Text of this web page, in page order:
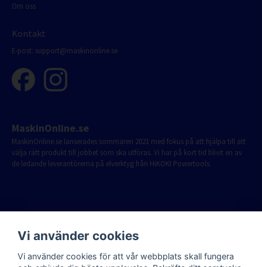
Om oss
Kontakt
E-post: support@maskinonline.se
MaskinOnline.se
MaskinOnline.se lanserades sommaren 2021 med fokus på att hjälpa till att
välja rätt produkt till jobbet som ska utföras. Vi har på kort tid blivit en av
de ledande leverantörerna på elverktyg från HiKOKI Powertools.
Vi använder cookies
Vi använder cookies för att vår webbplats skall fungera